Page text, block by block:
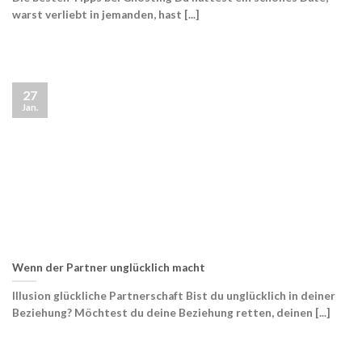
warst verliebt in jemanden, hast [...]
Wenn der Partner unglücklich macht
Illusion glückliche Partnerschaft Bist du unglücklich in deiner
Beziehung? Möchtest du deine Beziehung retten, deinen [...]
27
Jan.